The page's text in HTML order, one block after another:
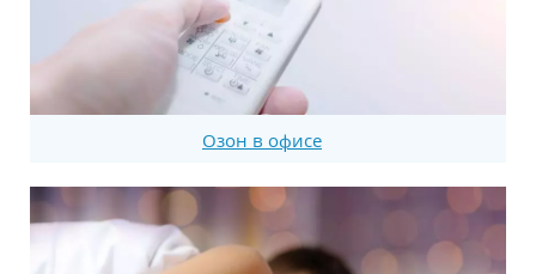
Озон в офисе